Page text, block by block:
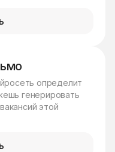
определит
генерировать
этой